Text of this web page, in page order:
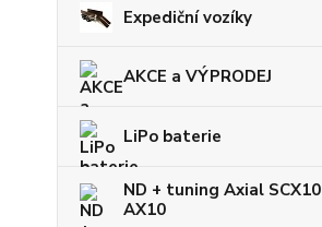
Expediční vozíky
AKCE a VÝPRODEJ
LiPo baterie
ND + tuning Axial SCX10
AX10